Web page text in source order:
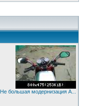
Не большая модернизация A...